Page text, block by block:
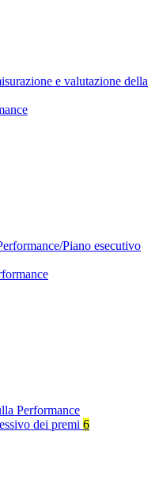
e valutazione della
Piano esecutivo
Performance
dei premi 6